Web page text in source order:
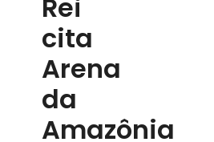
Rei
cita
Arena
da
Amazônia